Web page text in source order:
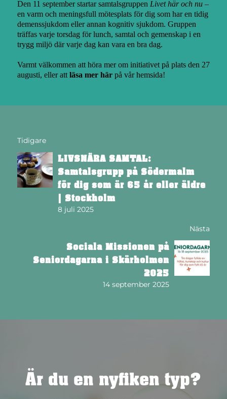
Den 11 september startar samtalsgruppen Livet här och nu–
en varm och meningsfull mötesplats för dig som har en tidig
demenssjukdom eller annan kognitiv sjukdom. Gruppen
träffas varje torsdag för lunch, samtal och gemenskap i en
trygg miljö där varje dag kan vara en bra dag.
Varmt välkommen att höra mer om initiativet på plats den 27
augusti, eller att läsa mer härpå vår hemsida!
Tidigare
LIVSNÄRA SAMTAL:
Samtalsgrupp på Södermalm
för dig som är 65 år eller äldre
| Stockholm
8 juli 2025
Nästa
Sociala Missionen på
Seniordagarna i Skärholmen
2025
14 september 2025
Är du en nyfiken typ?